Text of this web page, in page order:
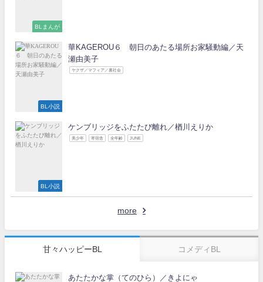
BLまんが
BL小説
華KAGEROU６ 朝日のあたる場所お家騒動編／天
瀬由美子
ヤクザ／マフィア／裏社会
BL小説
ケンブリッジをふたたび離れ／楢川えりか
美少年 寄宿舎 全年齢 JUNE
more
甘々ハッピーBL コメディBL
あたたかな掌（てのひら）／きよにゃ